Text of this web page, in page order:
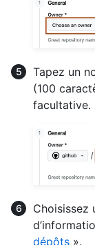
Tapez un
(100
facultative.
Choisissez
dépôts ».